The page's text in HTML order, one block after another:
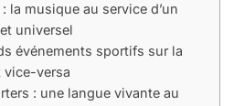
la musique au service d’un
universel
événements sportifs sur la
vice-versa
: une langue vivante au